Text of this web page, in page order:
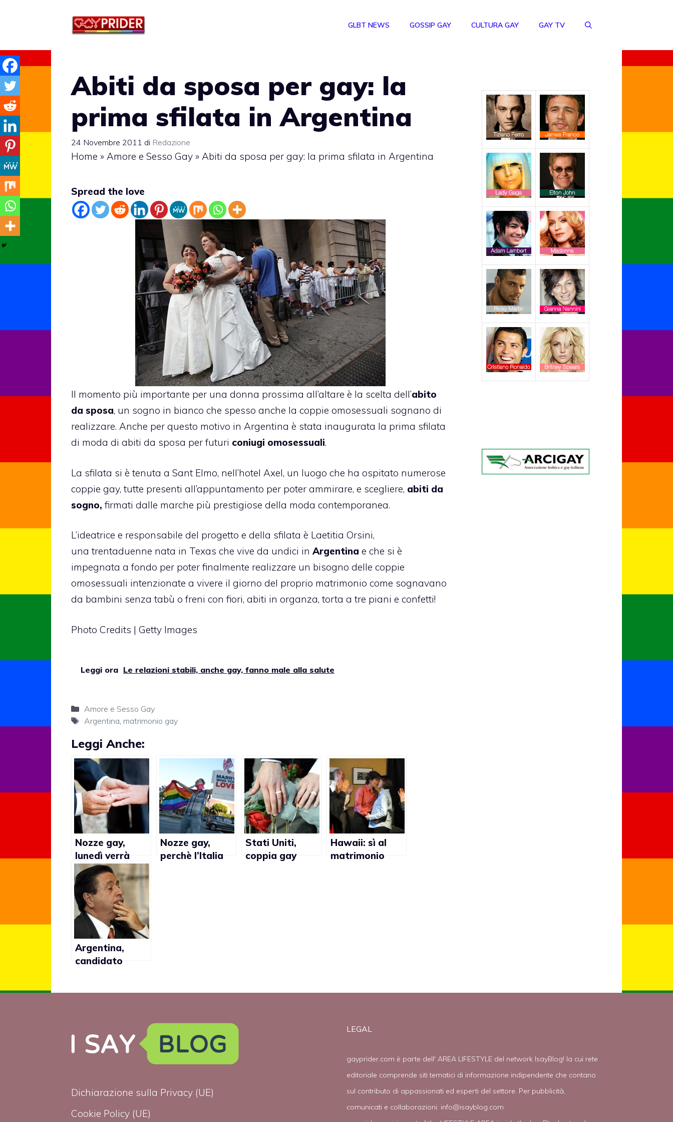
GLBT NEWS GOSSIP GAY CULTURA GAY GAY TV
Abiti da sposa per gay: la
prima sfilata in Argentina
24 Novembre 2011 di Redazione
Home » Amore e Sesso Gay » Abiti da sposa per gay: la prima sfilata in Argentina
Spread the love
Il momento più importante per una donna prossima all’altare è la scelta dell’abito
da sposa, un sogno in bianco che spesso anche la coppie omosessuali sognano di
realizzare. Anche per questo motivo in Argentina è stata inaugurata la prima sfilata
di moda di abiti da sposa per futuri coniugi omosessuali.
La sfilata si è tenuta a Sant Elmo, nell’hotel Axel, un luogo che ha ospitato numerose
coppie gay, tutte presenti all’appuntamento per poter ammirare, e scegliere, abiti da
sogno, firmati dalle marche più prestigiose della moda contemporanea.
L’ideatrice e responsabile del progetto e della sfilata è Laetitia Orsini,
una trentaduenne nata in Texas che vive da undici in Argentina e che si è
impegnata a fondo per poter finalmente realizzare un bisogno delle coppie
omosessuali intenzionate a vivere il giorno del proprio matrimonio come sognavano
da bambini senza tabù o freni con fiori, abiti in organza, torta a tre piani e confetti!
Photo Credits | Getty Images
Leggi ora Le relazioni stabili, anche gay, fanno male alla salute
Categorie
Amore e Sesso Gay
Tag
Argentina, matrimonio gay
Leggi Anche:
Nozze gay,
lunedì verrà
registrato il
primo
matrimonio in
Italia?
Nozze gay,
perchè l’Italia
Stati Uniti,
coppia gay
Hawaii: sì al
matrimonio
Argentina,
candidato
matrimonio gay
Dichiarazione sulla Privacy (UE)
Cookie Policy (UE)
LEGAL
gayprider.com è parte dell' AREA LIFESTYLE del network IsayBlog! la cui rete
editoriale comprende siti tematici di informazione indipendente che contano
sul contributo di appassionati ed esperti del settore. Per pubblicità,
comunicati e collaborazioni: info@isayblog.com